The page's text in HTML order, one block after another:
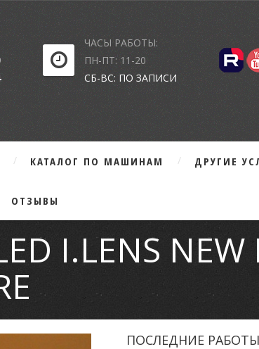
ЧАСЫ РАБОТЫ:
ПН-ПТ: 11-20
СБ-ВС: ПО ЗАПИСИ
КАТАЛОГ ПО МАШИНАМ ДРУГИЕ
ОТЗЫВЫ
I.LENS NEW
ПОСЛЕДНИЕ РАБОТЫ